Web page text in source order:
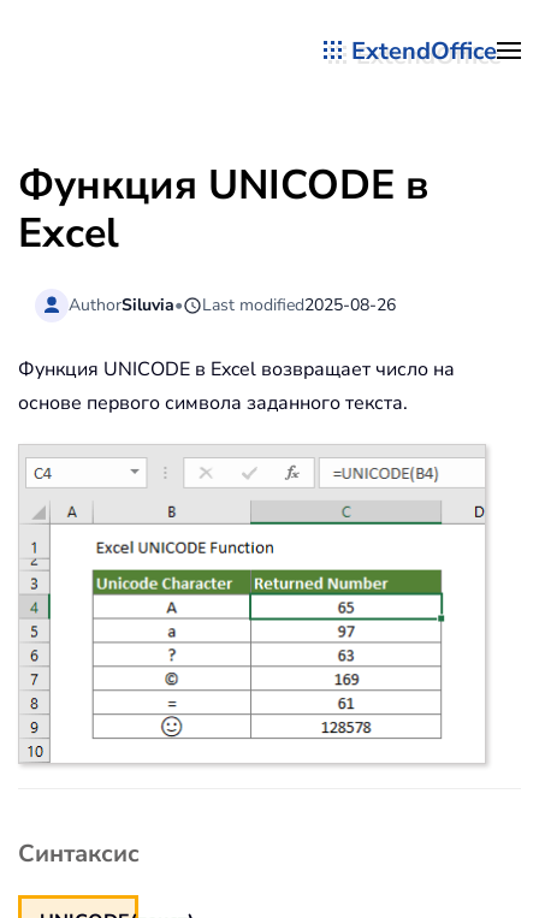
ExtendOffice
Функция UNICODE в
Excel
AuthorSiluvia• Last modified2025-08-26
Функция UNICODE в Excel возвращает число на
основе первого символа заданного текста.
Синтаксис